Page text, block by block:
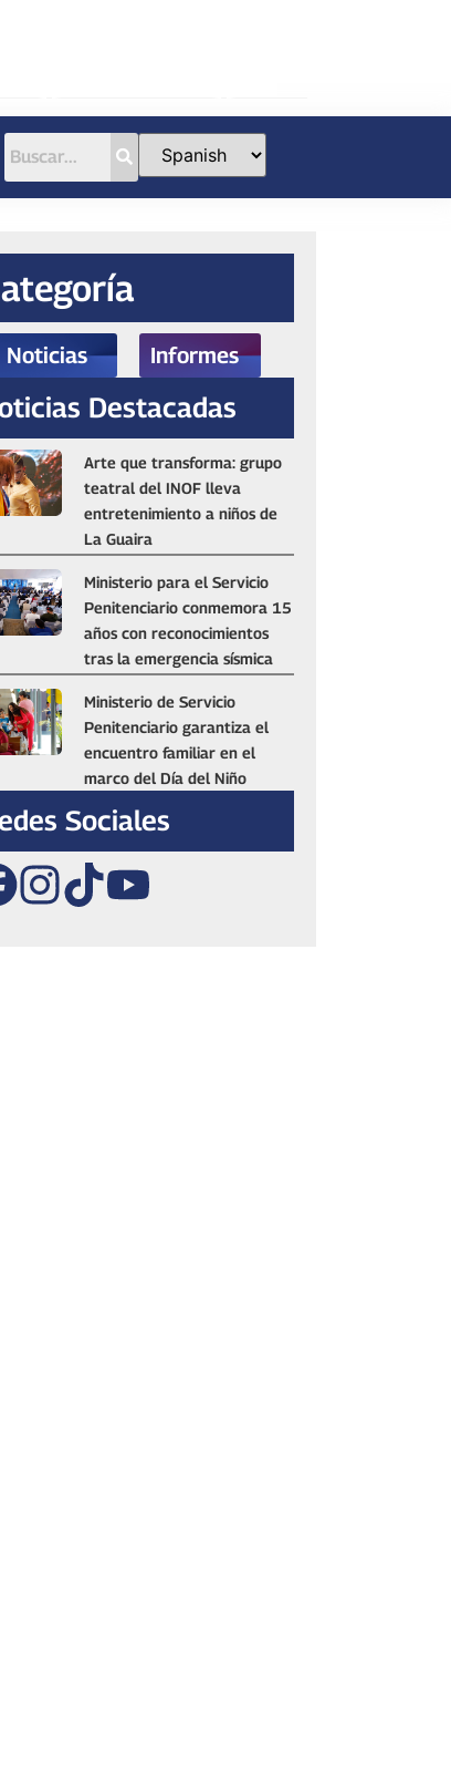
Noticias Informes
Destacadas
Arte que transforma: grupo
teatral del INOF lleva
entretenimiento a niños de
La Guaira
Ministerio para el Servicio
Penitenciario conmemora 15
años con reconocimientos
tras la emergencia sísmica
Ministerio de Servicio
Penitenciario garantiza el
encuentro familiar en el
marco del Día del Niño
Sociales